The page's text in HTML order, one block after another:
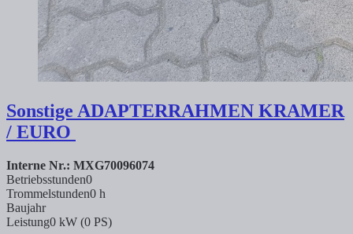
Sonstige ADAPTERRAHMEN KRAMER
/ EURO
Interne Nr.: MXG70096074
Betriebsstunden0
Trommelstunden0 h
Baujahr
Leistung0 kW (0 PS)